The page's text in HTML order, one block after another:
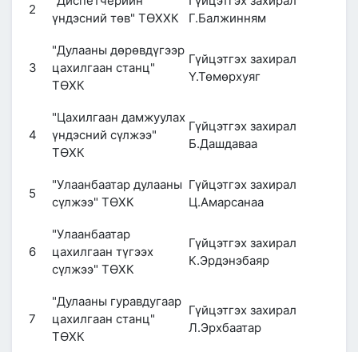
2
үндэсний төв" ТӨХХК
Г.Балжинням
3
"Дулааны дөрөвдүгээр
цахилгаан станц"
ТӨХК
Гүйцэтгэх захирал
Ү.Төмөрхуяг
4
"Цахилгаан дамжуулах
үндэсний сүлжээ"
ТӨХК
Гүйцэтгэх захирал
Б.Дашдаваа
5
"Улаанбаатар дулааны
сүлжээ" ТӨХК
Гүйцэтгэх захирал
Ц.Амарсанаа
6
"Улаанбаатар
цахилгаан түгээх
сүлжээ" ТӨХК
Гүйцэтгэх захирал
К.Эрдэнэбаяр
7
"Дулааны гуравдугаар
цахилгаан станц"
ТӨХК
Гүйцэтгэх захирал
Л.Эрхбаатар